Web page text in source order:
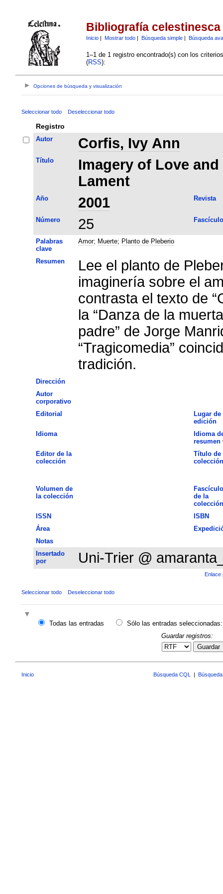
Bibliografía celestinesca
Inicio| Mostrar todo| Búsqueda simple| Búsqueda
1–1 de 1 registro encontrado(s) con los
(RSS):
Opciones de búsqueda y visualización
Seleccionar todo Deseleccionar todo
Registro
Autor Corfis, Ivy Ann
Título
Imagery of Love
Lament
Año 2001 Revista
Número 25 Fascículo
Palabras
clave
Amor; Muerte; Planto de Pleberio
Resumen
Lee el planto de
imaginería sobre el
contrasta el texto de
la “Danza de la
padre” de Jorge
“Tragicomedia”
tradición.
Dirección
Autor
corporativo
Editorial
Lugar de
edición
Idioma
Idioma
resumen
Editor de la
colección
Título de
colección
Volumen de
la colección
Fascículo
de la
colección
ISSN
ISBN
Área
Notas
Insertado
por
Uni-Trier @
Enlace
Seleccionar todo Deseleccionar todo
Todas las entradas
Sólo las entradas seleccionadas:
Guardar registros:
Guardar
Inicio Búsqueda CQL